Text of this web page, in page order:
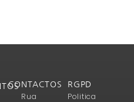
CONTACTOS
Rua
RGPD
Politica